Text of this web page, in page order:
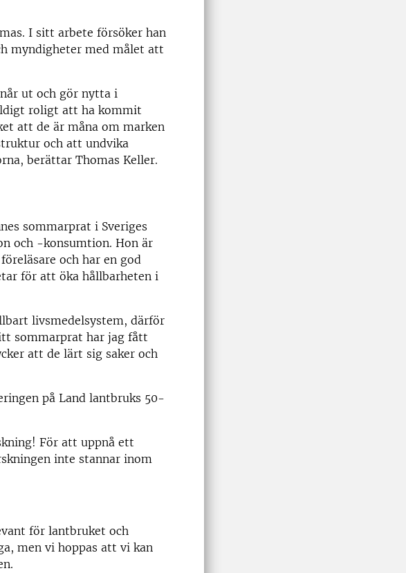
I sitt arbete försöker han
myndigheter med målet att
ut och gör nytta i
roligt att ha kommit
att de är måna om marken
och att undvika
berättar Thomas Keller.
sommarprat i Sveriges
och -konsumtion. Hon är
och har en god
för att öka hållbarheten i
livsmedelsystem, därför
sommarprat har jag fått
att de lärt sig saker och
på Land lantbruks 50-
För att uppnå ett
inte stannar inom
för lantbruket och
men vi hoppas att vi kan